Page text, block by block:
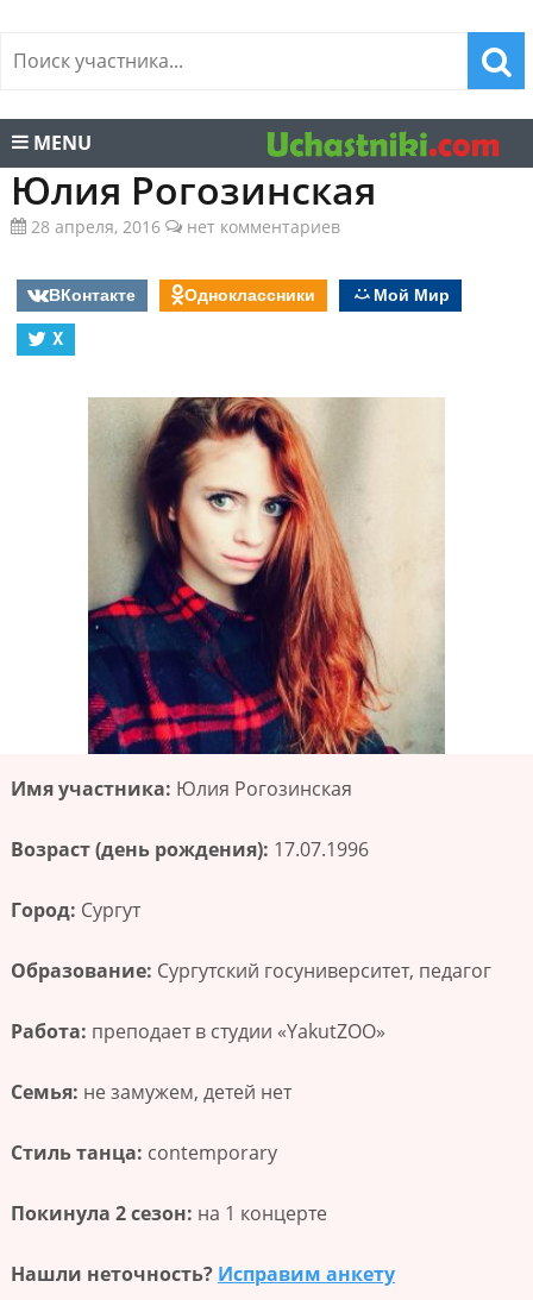
MENU
Юлия Рогозинская
28 апреля, 2016 нет комментариев
ВКонтакте Одноклассники
Мой Мир
X
Имя участника: Юлия Рогозинская
Возраст (день рождения): 17.07.1996
Город: Сургут
Образование: Сургутский госуниверситет, педагог
Работа: преподает в студии «YakutZOO»
Семья: не замужем, детей нет
Стиль танца: contemporary
Покинула 2 сезон: на 1 концерте
Нашли неточность? Исправим анкету